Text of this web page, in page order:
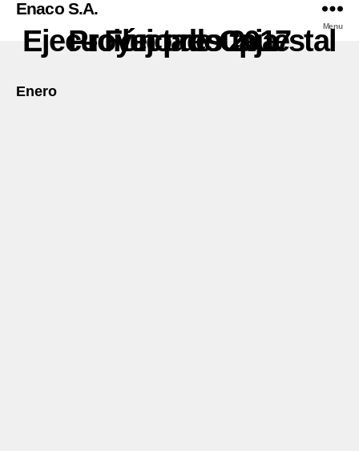
Enaco S.A.
Menu
Ejecución presupuestal – Flujo de Caja Proyectado 2017
Enero